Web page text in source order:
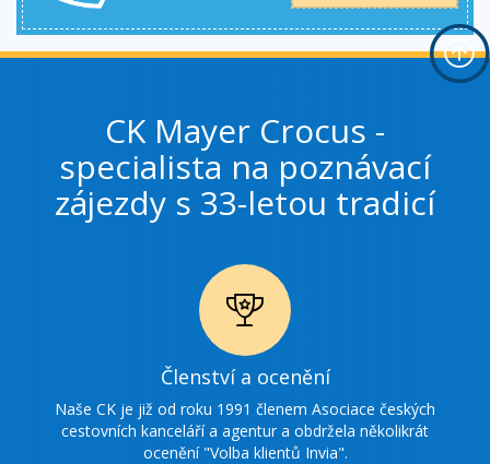
CK Mayer Crocus -
specialista na poznávací
zájezdy s 33-letou tradicí
Ikonka
ocenění
Členství a ocenění
Naše CK je již od roku 1991 členem Asociace českých
cestovních kanceláří a agentur a obdržela několikrát
ocenění "Volba klientů Invia".